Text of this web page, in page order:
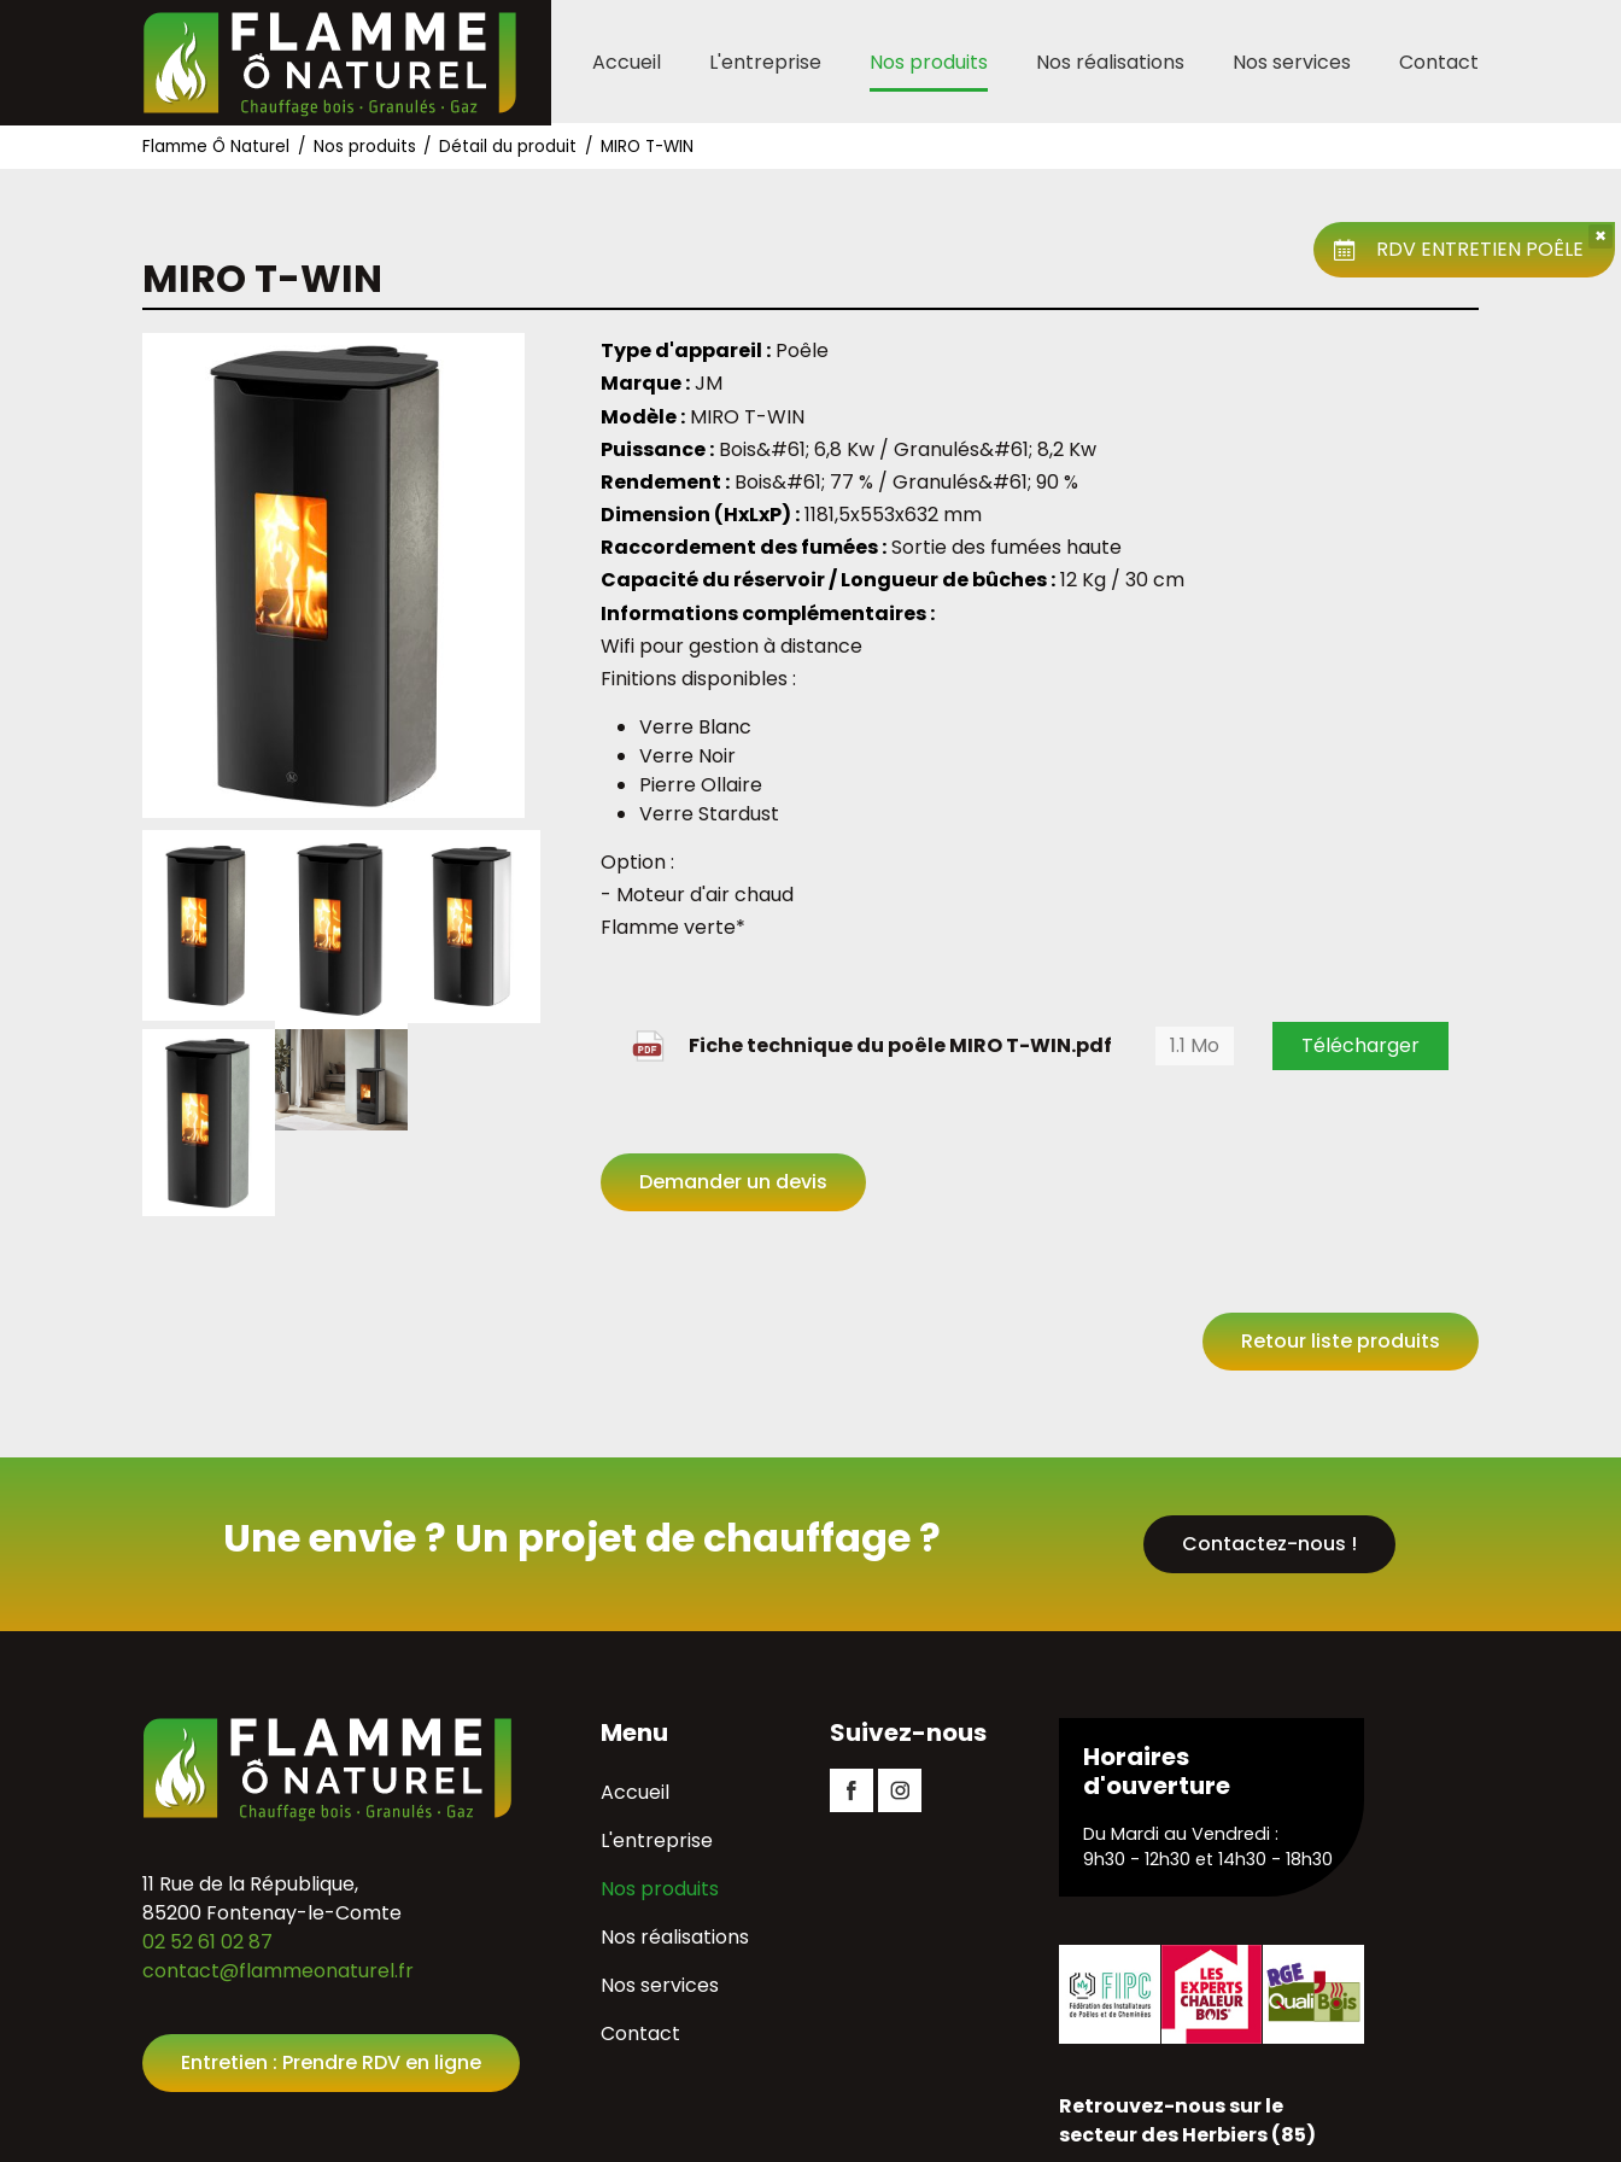
au
Accueil L'entreprise Nos produits Nos réalisations Nos services Contact
Flamme Ô Naturel Nos produits Détail du produit MIRO T-WIN
MIRO T-WIN
Type d'appareil : Poêle
Marque :JM
Modèle : MIRO T-WIN
Puissance : Bois&#61; 6,8 Kw / Granulés&#61; 8,2 Kw
Rendement : Bois&#61; 77 % / Granulés&#61; 90 %
Dimension (HxLxP) :1181,5x553x632 mm
Raccordement des fumées :Sortie des fumées haute
Capacité du réservoir / Longueur de bûches :12 Kg / 30 cm
Informations complémentaires :
Wifi pour gestion à distance
Finitions disponibles :
Verre Blanc
Verre Noir
Pierre Ollaire
Verre Stardust
Option :
- Moteur d'air chaud
Flamme verte*
Fiche technique du poêle MIRO T-WIN.pdf 1.1 Mo Télécharger
Demander un devis
Retour liste produits
Une envie ? Un projet de chauffage ? Contactez-nous !
11 Rue de la République,
85200 Fontenay-le-Comte
02 52 61 02 87
contact@flammeonaturel.fr
Entretien : Prendre RDV en ligne
Menu
Aller
contenu
Accueil
L'entreprise
Nos produits
Nos réalisations
Nos services
Contact
Suivez-nous
FacebookInstagram
Horaires
d'ouverture
Du Mardi au Vendredi :
9h30 - 12h30 et 14h30 - 18h30
Retrouvez-nous sur le
secteur des Herbiers (85)
RDV ENTRETIEN POÊLE ×